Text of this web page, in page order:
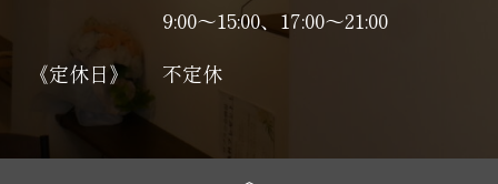
9:00～15:00、17:00〜21:00
《定休日》
不定休